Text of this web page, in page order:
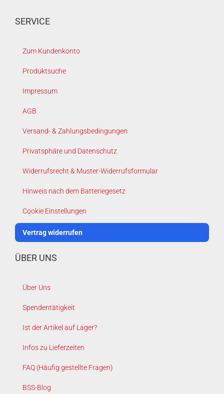
SERVICE
Zum Kundenkonto
Produktsuche
Impressum
AGB
Versand- & Zahlungsbedingungen
Privatsphäre und Datenschutz
Widerrufsrecht & Muster-Widerrufsformular
Hinweis nach dem Batteriegesetz
Cookie Einstellungen
Vertrag widerrufen
ÜBER UNS
Über Uns
Spendentätigkeit
Ist der Artikel auf Lager?
Infos zu Lieferzeiten
FAQ (Häufig gestellte Fragen)
BSS-Blog